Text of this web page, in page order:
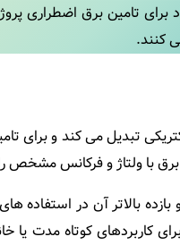
برای تامین برق
‌کنند.
تبدیل می ‌کند و برای
برق با ولتاژ و فرکانس مشخص
بالاتر آن در
کاربردهای کوتاه‌ مدت